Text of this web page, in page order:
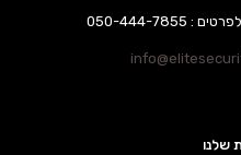
444-7855
שלנו